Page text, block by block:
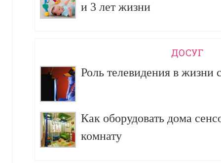
и 3 лет жизни
ДОСУГ
Роль телевидения в жизни
Как оборудовать дома
комнату